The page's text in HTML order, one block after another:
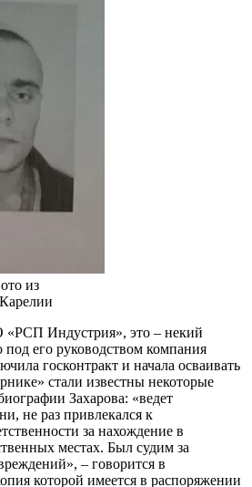
из
Индустрия», это – некий
его руководством компания
госконтракт и начала осваивать
стали известны некоторые
Захарова: «ведет
не раз привлекался к
за нахождение в
местах. Был судим за
– говорится в
которой имеется в распоряжении